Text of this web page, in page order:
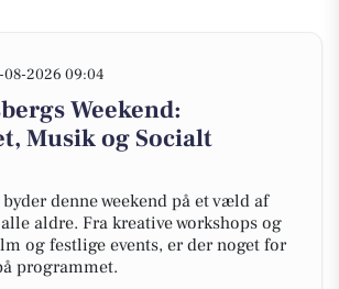
08-2026 09:04
Weekend:
Musik og Socialt
denne weekend på et væld af
aldre. Fra kreative workshops og
og festlige events, er der noget for
programmet.